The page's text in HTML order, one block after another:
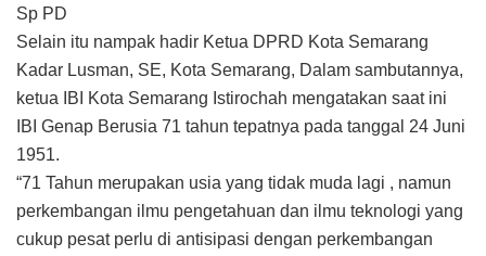
Sp PD
Selain itu nampak hadir Ketua DPRD Kota Semarang
Kadar Lusman, SE, Kota Semarang, Dalam sambutannya,
ketua IBI Kota Semarang Istirochah mengatakan saat ini
IBI Genap Berusia 71 tahun tepatnya pada tanggal 24 Juni
1951.
“71 Tahun merupakan usia yang tidak muda lagi , namun
perkembangan ilmu pengetahuan dan ilmu teknologi yang
cukup pesat perlu di antisipasi dengan perkembangan